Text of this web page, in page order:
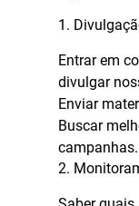
1.
Entrar em
divulgar
Enviar
Buscar
campanhas.
2.